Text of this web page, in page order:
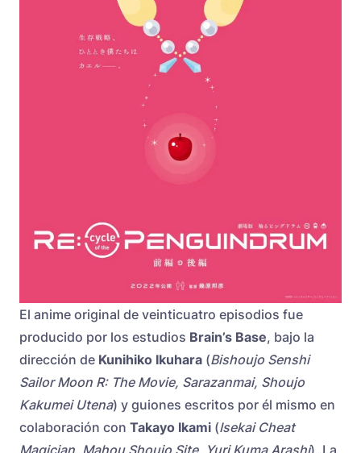
El anime original de veinticuatro episodios fue
producido por los estudios Brain’s Base, bajo la
dirección de Kunihiko Ikuhara (Bishoujo Senshi
Sailor Moon R: The Movie, Sarazanmai, Shoujo
Kakumei Utena) y guiones escritos por él mismo en
colaboración con Takayo Ikami (Isekai Cheat
Magician, Mahou Shoujo Site, Yuri Kuma Arashi). La